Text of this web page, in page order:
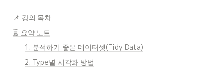
📌 강의 목차
🗒️ 요약 노트
1. 분석하기 좋은 데이터셋(Tidy Data)
2. Type별 시각화 방법